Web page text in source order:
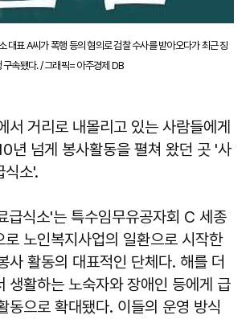
대표 A씨가 폭행 등의 혐의로 검찰 수사를 받아오다가 최근 징
구속됐다. / 그래픽= 아주경제 DB
서 거리로 내몰리고 있는 사람들에게
년 넘게 봉사활동을 펼쳐 왔던 곳 '사
식소'.
급식소'는 특수임무유공자회 C 세종
로 노인복지사업의 일환으로 시작한
사 활동의 대표적인 단체다. 해를 더
생활하는 노숙자와 장애인 등에게 급
동으로 확대됐다. 이들의 운영 방식